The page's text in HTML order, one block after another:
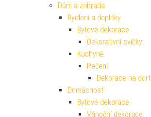
Dům a zahrada
Bydlení a doplňky
Bytové dekorace
Dekorativní svíčky
Kuchyně
Pečení
Dekorace na dort
Domácnost
Bytové dekorace
Vánoční dekorace